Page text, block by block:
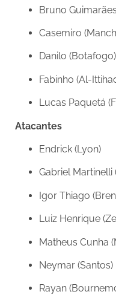
Bruno
Casemiro
Danilo (Botafogo)
Fabinho (Al-
Lucas Paquetá
Atacantes
Endrick (Lyon)
Gabriel Martinelli
Igor Thiago
Luiz Henrique
Matheus Cunha
Neymar (Santos)
Rayan